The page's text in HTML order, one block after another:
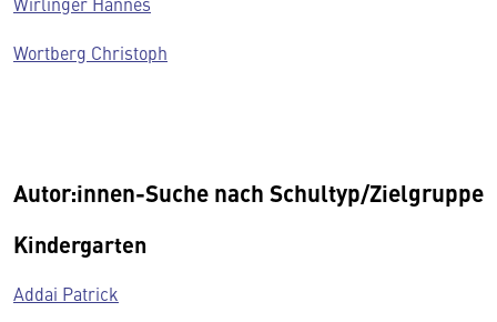
Wortberg Christoph
Autor:innen-Suche nach Schultyp/Zielgruppe
Kindergarten
Addai Patrick